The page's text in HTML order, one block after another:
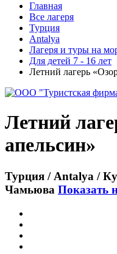
Главная
Все лагеря
Турция
Antalya
Лагеря и туры на
Для детей 7 - 16 лет
Летний лагерь
Летний
апельсин»
Турция / Antalya /
Чамьюва Показать